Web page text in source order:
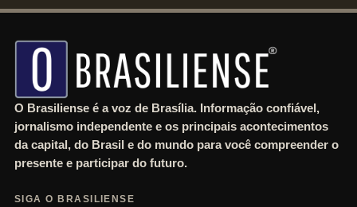
c
O Brasiliense é a voz de Brasília. Informação confiável,
jornalismo independente e os principais acontecimentos
da capital, do Brasil e do mundo para você compreender o
presente e participar do futuro.
SIGA O BRASILIENSE